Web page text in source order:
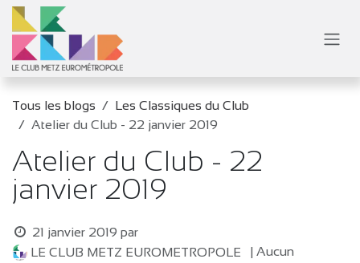
Se rendre au contenu
Tous les blogs
Les Classiques du Club
Atelier du Club - 22 janvier 2019
Atelier du Club - 22
janvier 2019
21 janvier 2019 par
LE CLUB METZ EUROMETROPOLE
| Aucun